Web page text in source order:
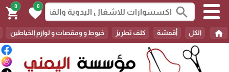
search
0
favorite
0
shopping_cart
home الكل أقمشة كلف تطريز خيوط و ومقصات و لوازم الخياطين